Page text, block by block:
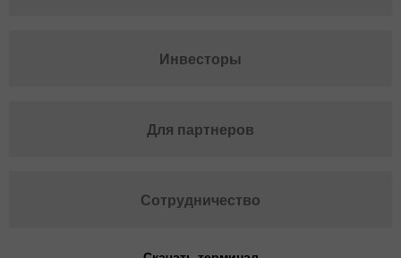
Инвесторы
Для партнеров
Сотрудничество